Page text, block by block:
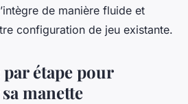
de manière fluide et
configuration de jeu existante.
étape pour
manette